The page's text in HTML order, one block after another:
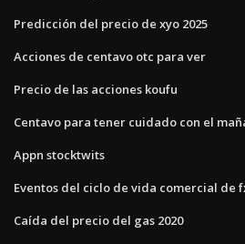
Predicción del precio de xyo 2025
Acciones de centavo otc para ver
Precio de las acciones koufu
Centavo para tener cuidado con el
Appn stocktwits
Eventos del ciclo de vida comercial de
Caída del precio del gas 2020